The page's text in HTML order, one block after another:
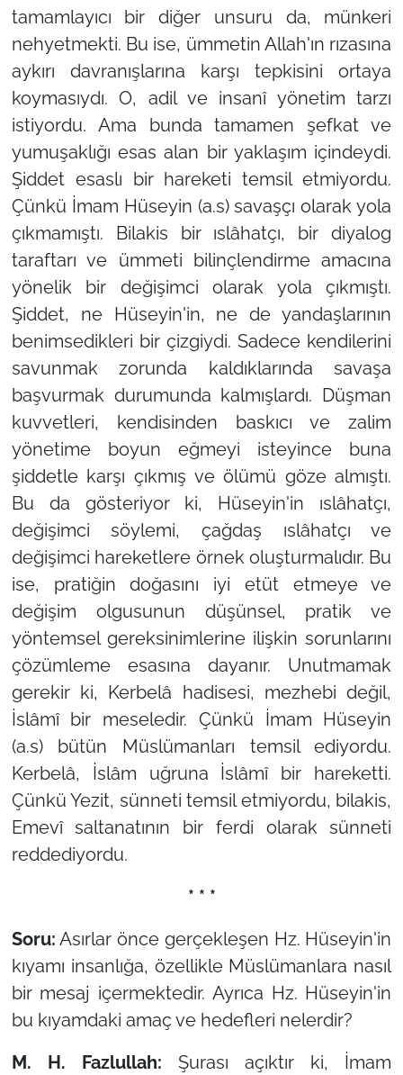
tamamlayıcı bir diğer unsuru da, münkeri
nehyetmekti. Bu ise, ümmetin Allah'ın rızasına
aykırı davranışlarına karşı tepkisini ortaya
koymasıydı. O, adil ve insanî yönetim tarzı
istiyordu. Ama bunda tamamen şefkat ve
yumuşaklığı esas alan bir yaklaşım içindeydi.
Şiddet esaslı bir hareketi temsil etmiyordu.
Çünkü İmam Hüseyin (a.s) savaşçı olarak yola
çıkmamıştı. Bilakis bir ıslâhatçı, bir diyalog
taraftarı ve ümmeti bilinçlendirme amacına
yönelik bir değişimci olarak yola çıkmıştı.
Şiddet, ne Hüseyin'in, ne de yandaşlarının
benimsedikleri bir çizgiydi. Sadece kendilerini
savunmak zorunda kaldıklarında savaşa
başvurmak durumunda kalmışlardı. Düşman
kuvvetleri, kendisinden baskıcı ve zalim
yönetime boyun eğmeyi isteyince buna
şiddetle karşı çıkmış ve ölümü göze almıştı.
Bu da gösteriyor ki, Hüseyin'in ıslâhatçı,
değişimci söylemi, çağdaş ıslâhatçı ve
değişimci hareketlere örnek oluşturmalıdır. Bu
ise, pratiğin doğasını iyi etüt etmeye ve
değişim olgusunun düşünsel, pratik ve
yöntemsel gereksinimlerine ilişkin sorunlarını
çözümleme esasına dayanır. Unutmamak
gerekir ki, Kerbelâ hadisesi, mezhebi değil,
İslâmî bir meseledir. Çünkü İmam Hüseyin
(a.s) bütün Müslümanları temsil ediyordu.
Kerbelâ, İslâm uğruna İslâmî bir hareketti.
Çünkü Yezit, sünneti temsil etmiyordu, bilakis,
Emevî saltanatının bir ferdi olarak sünneti
reddediyordu.
* * *
Soru: Asırlar önce gerçekleşen Hz. Hüseyin'in
kıyamı insanlığa, özellikle Müslümanlara nasıl
bir mesaj içermektedir. Ayrıca Hz. Hüseyin'in
bu kıyamdaki amaç ve hedefleri nelerdir?
M. H. Fazlullah: Şurası açıktır ki, İmam